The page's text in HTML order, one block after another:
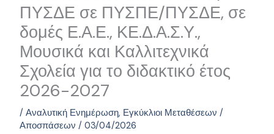
ΠΥΣΔΕ σε ΠΥΣΠΕ/ΠΥΣΔΕ, σε
δομές Ε.Α.Ε., ΚΕ.Δ.Α.Σ.Υ.,
Μουσικά και Καλλιτεχνικά
Σχολεία για το διδακτικό έτος
2026-2027
/Αναλυτική Ενημέρωση, Εγκύκλιοι Μεταθέσεων /
Αποσπάσεων /03/04/2026